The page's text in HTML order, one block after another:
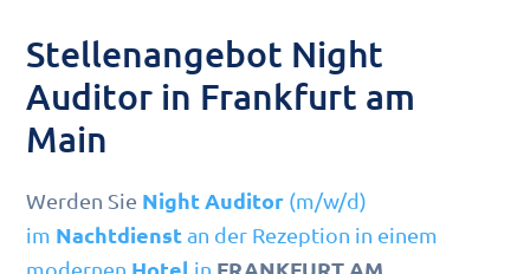
Stellenangebot Night
Auditor in Frankfurt am
Main
Werden Sie Night Auditor (m/w/d)
im Nachtdienstan der Rezeption in einem
modernen
in